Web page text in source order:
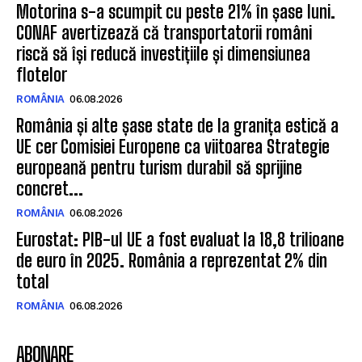
Motorina s-a scumpit cu peste 21% în șase luni.
CONAF avertizează că transportatorii români
riscă să își reducă investițiile și dimensiunea
flotelor
ROMÂNIA 06.08.2026
România și alte șase state de la granița estică a
UE cer Comisiei Europene ca viitoarea Strategie
europeană pentru turism durabil să sprijine
concret...
ROMÂNIA 06.08.2026
Eurostat: PIB-ul UE a fost evaluat la 18,8 trilioane
de euro în 2025. România a reprezentat 2% din
total
ROMÂNIA 06.08.2026
ABONARE